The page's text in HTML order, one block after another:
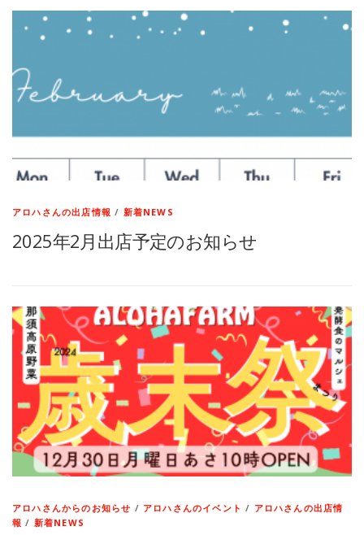
アロハさんの出店情報 / 新着NEWS
2025年2月出店予定のお知らせ
アロハさんからのお知らせ / アロハさんのイベント / アロハさんの出店情
報 / 新着NEWS